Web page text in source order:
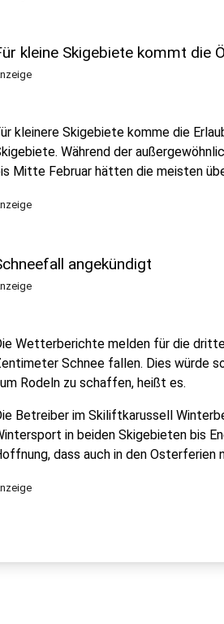
kleine Skigebiete kommt die
kleinere Skigebiete komme die
Während der
Mitte Februar hätten die meisten
angekündigt
Wetterberichte melden für die
Schnee fallen. Dies würde
Rodeln zu schaffen, heißt es.
Betreiber im Skiliftkarussell
in beiden Skigebieten bis
dass auch in den Osterferien